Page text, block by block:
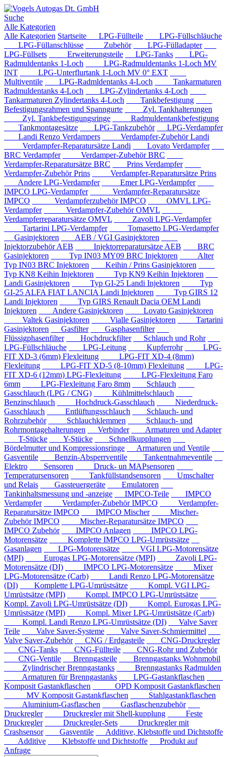
Suche
Alle Kategorien
Alle Kategorien Startseite LPG-Füllteile
LPG-Füllschläuche
LPG-Füllanschlüsse
Zubehör
LPG-Fülladapter
LPG-Füllsets
Erweiterungsteile LPG-Tanks
LPG-
Radmuldentanks 1-Loch
LPG-Radmuldentanks 1-Loch MV
INT
LPG-Unterflurtank 1-Loch MV 0° EXT
Multiventile
LPG-Radmldentanks 4-Loch
Tankarmaturen
Radmuldentanks 4-Loch
LPG-Zylindertanks 4-Loch
Tankarmaturen Zylindertanks 4-Loch
Tankbefestigung
Befestigungsrahmen und Spanngurte
Zyl. Tankhalterungen
Zyl. Tankbefestigungsringe
Radmuldentankbefestigung
Tankmontagesätze
LPG-Tankzubehör
LPG-Verdampfer
Landi Renzo Verdampers
Verdampfer-Zubehör Landi
Verdampfer-Reparatursätze Landi
Lovato Verdampfer
BRC Verdampfer
Verdamper-Zubehör BRC
Verdampfer-Reparatursätze BRC
Prins Verdampfer
Verdampfer-Zubehör Prins
Verdampfer-Reparatursätze Prins
Andere LPG-Verdampfer
Emer LPG-Verdampfer
IMPCO LPG-Verdampfer
Verdampfer-Reparatursätze
IMPCO
Verdampferzubehör IMPCO
OMVL LPG-
Verdampfer
Verdampfer-Zubehör OMVL
Verdampferreparatursätze OMVL
Zavoli LPG-Verdampfer
Tartarini LPG-Verdampfer
Tomasetto LPG-Verdampfer
Gasinjektoren
AEB / VGI Gasinjektoren
Injektorzubehör AEB
Injektorreparatursätze AEB
BRC
Gasinjektoren
Typ IN03 MY09 BRC Injektoren
Alter
Typ IN03 BRC Injektoren
Keihin / Prins Gasinjektoren
Typ KN8 Keihin Injektoren
Typ KN9 Keihin Injektoren
Landi Gasinjektoren
Typ GI-25 Landi Injektoren
Typ
GI-25 ALFA FIAT LANCIA Landi Injektoren
Typ GIRS 12
Landi Injektoren
Typ GIRS Renault Dacia OEM Landi
Injektoren
Andere Gasinjektoren
Lovato Gasinjektoren
Valtek Gasinjektoren
Vialle Gasinjektoren
Tartarini
Gasinjektoren
Gasfilter
Gasphasenfilter
Flüssigphasenfilter
Hochdruckfilter
Schlauch und Rohr
LPG-Füllschläuche
LPG-Leitung Kupferrohr
LPG-
FIT XD-3 (6mm) Flexleitung
LPG-FIT XD-4 (8mm)
Flexleitung
LPG-FIT XD-5 (8-10mm) Flexleitung
LPG-
FIT XD-6 (12mm) LPG-Flexleitung
LPG-Flexleitung Faro
6mm
LPG-Flexleitung Faro 8mm
Schlauch
Gasschlauch (LPG / CNG)
Kühlmittelschlauch
Benzinschlauch
Hochdruck-Gasschlauch
Niederdruck-
Gasschlauch
Entlüftungsschlauch
Schlauch- und
Rohrzubehör
Schlauchklemmen
Schlauch- und
Rohrmontagehalterungen
Verbinder
Armaturen und Adapter
T-Stücke
Y-Stücke
Schnellkupplungen
Bördelmutter und Kompressionsringe
Armaturen und Ventile
Gasventile
Benzin-Absperrventile
Tankentnahmeventile
Elektro
Sensoren
Druck- un MAPsensoren
Temperatursensoren
Tankfüllstandsensoren
Umschalter
und Relais
Gassteuergeräte
Emulatoren
Tankinhaltsmessung und -anzeige
IMPCO-Teile
IMPCO
Verdampfer
Verdampfer-Zubehör IMPCO
Verdampfer-
Reparatursätze IMPCO
IMPCO Mischer
Mischer-
Zubehör IMPCO
Mischer-Reparatursätze IMPCO
IMPCO Zubehör
IMPCO Anlagen
IMPCO LPG-
Motorensätze
Komplette IMPCO LPG-Umrüstsätze
Gasanlagen
LPG-Motorensätze
VGI LPG-Motorensätze
(MPI)
Eurogas LPG-Motorensätze (MPI)
Zavoli LPG-
Motorensätze (DI)
IMPCO LPG-Motorensätze
Mixer
LPG-Motorensätze (Carb)
Landi Renzo LPG-Motorensätze
(DI)
Komplette LPG-Umrüstsätze
Kompl. VGI LPG-
Umrüstsätze (MPI)
Kompl. IMPCO LPG-Umrüstsätze
Kompl. Zavoli LPG-Umrüstsätze (DI)
Kompl. Eurogas LPG-
Umrüstsätze (MPI)
Kompl. Mixer LPG-Umrüstsätze (Carb)
Kompl. Landi Renzo LPG-Umrüstsätze (DI)
Valve Saver
Teile
Valve Saver-Systeme
Valve Saver-Schmiermittel
Valve Saver-Zubehör
CNG / Erdgasteile
CNG-Druckregler
CNG-Tanks
CNG-Füllteile
CNG-Rohr und Zubehör
CNG-Ventile
Brenngasteile
Brenngastanks Wohnmobil
Zylindrischer Brenngastanks
Brenngastanks Radmulden
Armaturen für Brenngastanks
LPG-Gastankflaschen
Komposit Gastankflaschen
OPD Komposit Gastankflaschen
MV Komposit Gastankflaschen
Stahlgastankflaschen
Aluminium-Gasflaschen
Gasflaschenzubehör
Druckregler
Druckregler mit Shell-kupplung
Feste
Druckregler
Druckregler-Sets
Druckregler mit
Crashsensor
Gasventile
Additive, Klebstoffe und Dichtstoffe
Additive
Klebstoffe und Dichtstoffe
Produkt auf
Anfrage